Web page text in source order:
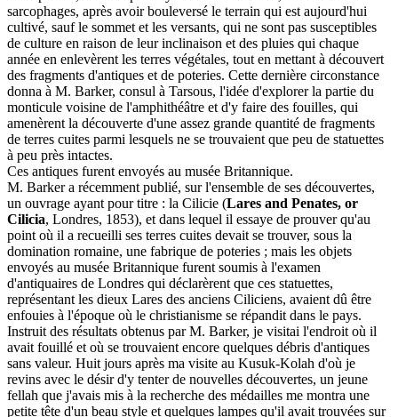
sarcophages, après avoir bouleversé le terrain qui est aujourd'hui
cultivé, sauf le sommet et les versants, qui ne sont pas susceptibles
de culture en raison de leur inclinaison et des pluies qui chaque
année en enlevèrent les terres végétales, tout en mettant à découvert
des fragments d'antiques et de poteries. Cette dernière circonstance
donna à M. Barker, consul à Tarsous, l'idée d'explorer la partie du
monticule voisine de l'amphithéâtre et d'y faire des fouilles, qui
amenèrent la découverte d'une assez grande quantité de fragments
de terres cuites parmi lesquels ne se trouvaient que peu de statuettes
à peu près intactes.
Ces antiques furent envoyés au musée Britannique.
M. Barker a récemment publié, sur l'ensemble de ses découvertes,
un ouvrage ayant pour titre : la Cilicie (Lares and Penates, or
Cilicia, Londres, 1853), et dans lequel il essaye de prouver qu'au
point où il a recueilli ses terres cuites devait se trouver, sous la
domination romaine, une fabrique de poteries ; mais les objets
envoyés au musée Britannique furent soumis à l'examen
d'antiquaires de Londres qui déclarèrent que ces statuettes,
représentant les dieux Lares des anciens Ciliciens, avaient dû être
enfouies à l'époque où le christianisme se répandit dans le pays.
Instruit des résultats obtenus par M. Barker, je visitai l'endroit où il
avait fouillé et où se trouvaient encore quelques débris d'antiques
sans valeur. Huit jours après ma visite au Kusuk-Kolah d'où je
revins avec le désir d'y tenter de nouvelles découvertes, un jeune
fellah que j'avais mis à la recherche des médailles me montra une
petite tête d'un beau style et quelques lampes qu'il avait trouvées sur